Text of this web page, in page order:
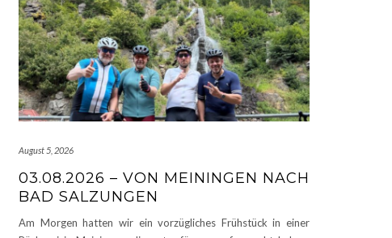
August 5, 2026
03.08.2026 – VON MEININGEN NACH
BAD SALZUNGEN
Am Morgen hatten wir ein vorzügliches Frühstück in einer